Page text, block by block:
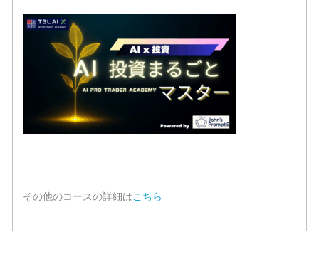
その他のコースの詳細はこちら